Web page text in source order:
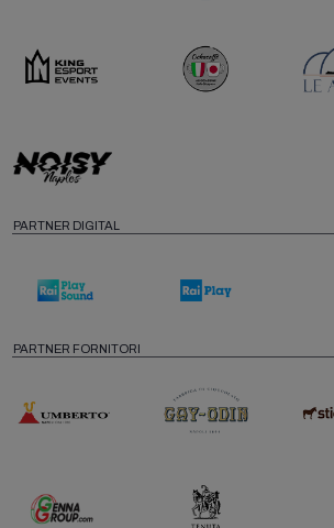
PARTNER DIGITAL
PARTNER FORNITORI